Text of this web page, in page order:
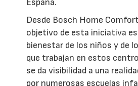
Desde Bosch Home
objetivo de esta iniciativa
bienestar de los niños y de
que trabajan en estos
se da visibilidad a una
por numerosas escuelas